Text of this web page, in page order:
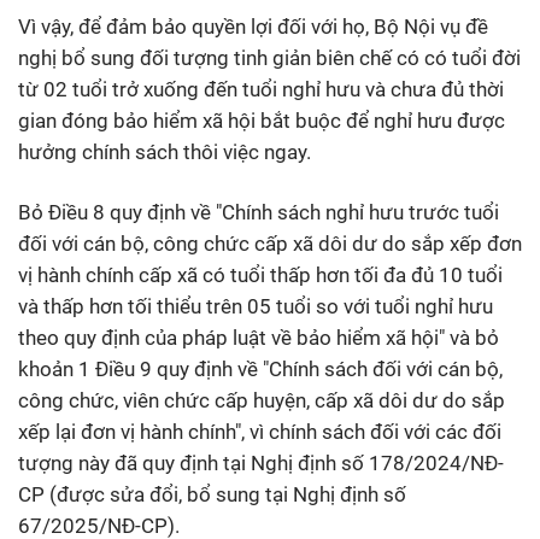
Vì vậy, để đảm bảo quyền lợi đối với họ, Bộ Nội vụ đề
nghị bổ sung đối tượng tinh giản biên chế có có tuổi đời
từ 02 tuổi trở xuống đến tuổi nghỉ hưu và chưa đủ thời
gian đóng bảo hiểm xã hội bắt buộc để nghỉ hưu được
hưởng chính sách thôi việc ngay.
Bỏ Điều 8 quy định về "Chính sách nghỉ hưu trước tuổi
đối với cán bộ, công chức cấp xã dôi dư do sắp xếp đơn
vị hành chính cấp xã có tuổi thấp hơn tối đa đủ 10 tuổi
và thấp hơn tối thiểu trên 05 tuổi so với tuổi nghỉ hưu
theo quy định của pháp luật về bảo hiểm xã hội" và bỏ
khoản 1 Điều 9 quy định về "Chính sách đối với cán bộ,
công chức, viên chức cấp huyện, cấp xã dôi dư do sắp
xếp lại đơn vị hành chính", vì chính sách đối với các đối
tượng này đã quy định tại Nghị định số 178/2024/NĐ-
CP (được sửa đổi, bổ sung tại Nghị định số
67/2025/NĐ-CP).